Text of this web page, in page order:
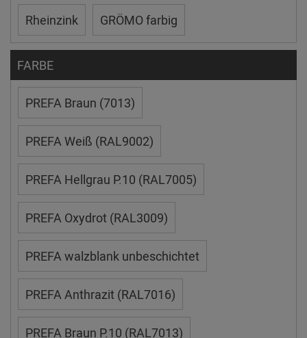
Rheinzink GRÖMO farbig
FARBE
PREFA Braun (7013)
PREFA Weiß (RAL9002)
PREFA Hellgrau P.10 (RAL7005)
PREFA Oxydrot (RAL3009)
PREFA walzblank unbeschichtet
PREFA Anthrazit (RAL7016)
PREFA Braun P.10 (RAL7013)